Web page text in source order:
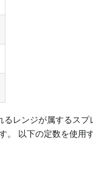
レンジが属するス
。 以下の定数を使用